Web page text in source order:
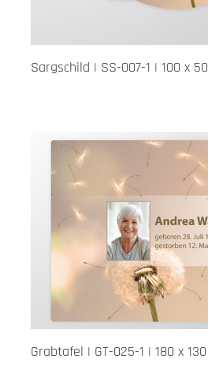
Sargschild | SS-007-1 | 100 x 50
Grabtafel | GT-025-1 | 180 x 130